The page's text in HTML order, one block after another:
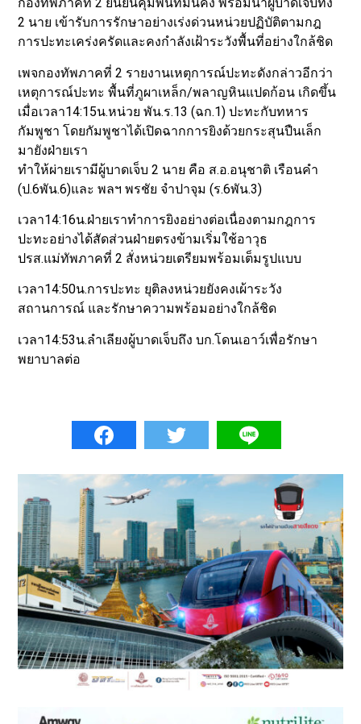
2 นาย เข้ารับการรักษาอย่างเร่งด่วนหน่วยปฏิบัติตามกฎ
การปะทะเคร่งครัดและคงกำลังเฝ้าระวังพื้นที่อย่างใกล้ชิด
เพจกองทัพภาคที่ 2 รายงานเหตุการณ์ปะทะดังกล่าวอีกว่า
เหตุการณ์ปะทะ พื้นที่ภูผาเหล็ก/พลาญหินแปดก้อน เกิดขึ้น
เมื่อเวลา14:15น.หน่วย พัน.ร.13 (ฉก.1) ปะทะกับทหาร
กัมพูชา โดยกัมพูชาได้เปิดฉากการยิงด้วยกระสุนปืนเล็ก
มายังฝ่ายเรา
ทำให้ผ่ายเรามีผู้บาดเจ็บ 2 นาย คือ ส.อ.อนุชาติ เรือนคำ
(ป.6พัน.6)และ พลฯ พรชัย จำปาจุม (ร.6พัน.3)
เวลา14:16น.ฝ่ายเราทำการยิงอย่างต่อเนื่องตามกฎการ
ปะทะอย่างได้สัดส่วนฝ่ายตรงข้ามเริ่มใช้อาวุธ
ปรส.แม่ทัพภาคที่ 2 สั่งหน่วยเตรียมพร้อมเต็มรูปแบบ
เวลา14:50น.การปะทะ ยุติลงหน่วยยังคงเผ้าระวัง
สถานการณ์ และรักษาความพร้อมอย่างใกล้ชิด
เวลา14:53น.ลำเลียงผู้บาดเจ็บถึง บก.โดนเอาว์เพื่อรักษา
พยาบาลต่อ